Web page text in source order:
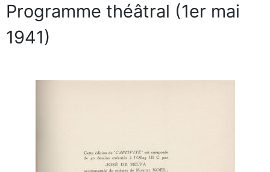
Programme théâtral (1er mai
1941)